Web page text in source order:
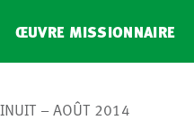
ŒUVRE MISSIONNAIRE
– AOÛT 2014